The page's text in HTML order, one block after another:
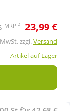
MRP 2 23,99 €
zzgl.Versand
Artikel auf Lager